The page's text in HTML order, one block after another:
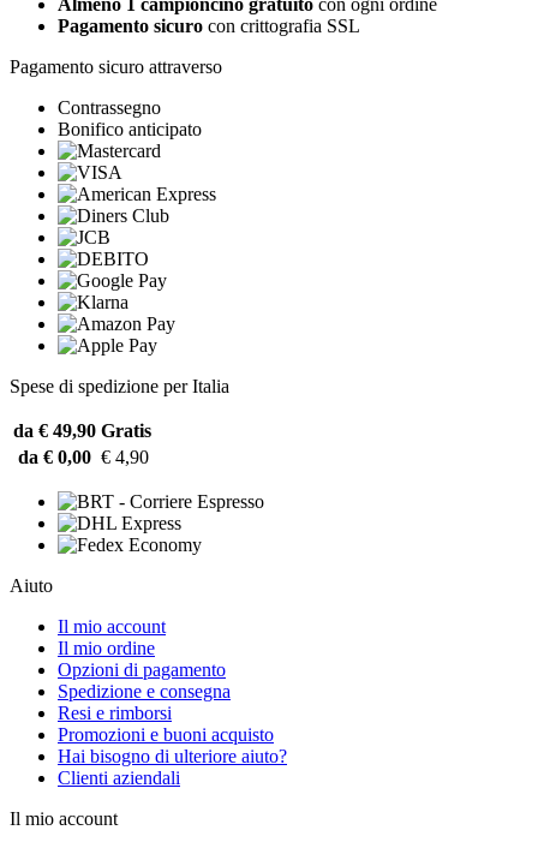
Almeno 1 campioncino gratuito con ogni ordine
Pagamento sicuro con crittografia SSL
Pagamento sicuro attraverso
Contrassegno
Bonifico anticipato
Spese di spedizione per Italia
da € 49,90 Gratis
da € 0,00 € 4,90
Aiuto
Il mio account
Il mio ordine
Opzioni di pagamento
Spedizione e consegna
Resi e rimborsi
Promozioni e buoni acquisto
Hai bisogno di ulteriore aiuto?
Clienti aziendali
Il mio account